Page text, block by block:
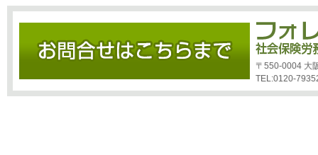
〒550-0004 大
TEL:0120-